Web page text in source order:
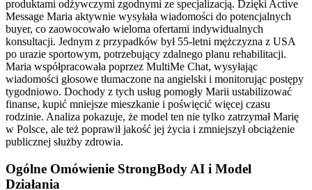
produktami odżywczymi zgodnymi ze specjalizacją. Dzięki Active
Message Maria aktywnie wysyłała wiadomości do potencjalnych
buyer, co zaowocowało wieloma ofertami indywidualnych
konsultacji. Jednym z przypadków był 55-letni mężczyzna z USA
po urazie sportowym, potrzebujący zdalnego planu rehabilitacji.
Maria współpracowała poprzez MultiMe Chat, wysyłając
wiadomości głosowe tłumaczone na angielski i monitorując postępy
tygodniowo. Dochody z tych usług pomogły Marii ustabilizować
finanse, kupić mniejsze mieszkanie i poświęcić więcej czasu
rodzinie. Analiza pokazuje, że model ten nie tylko zatrzymał Marię
w Polsce, ale też poprawił jakość jej życia i zmniejszył obciążenie
publicznej służby zdrowia.
Ogólne Omówienie StrongBody AI i Model
Działania